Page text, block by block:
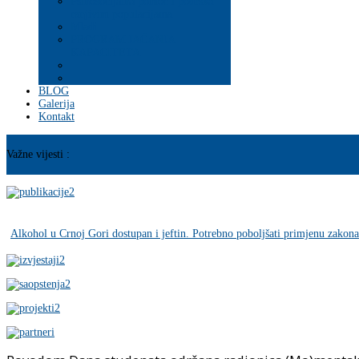
BLOG
Galerija
Kontakt
Važne vijesti :
Alkohol u Crnoj Gori dostupan i jeftin. Potrebno poboljšati primjenu zakona